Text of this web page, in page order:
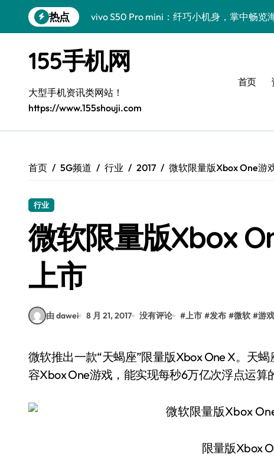
到
热点
vivo S50 Pro mini：纤巧小机身，掌中畅览
三星Galaxy S26亮点大揭秘：创新科技，重
三星Galaxy Z Fold7前瞻：手机管家揭秘折
S25 Ultra颜值炸裂！定制主题引领潮流新体
S24+震撼登场，美出新高度！
Galaxy A56 5G登场，时尚与性能双巅峰！
vivo S50新功能大揭秘！优惠全享，高效玩
155手机网
大型手机资讯类网站！
https://www.155shouji.com
首页
首页 5G频道 行业 2017 微软限量版Xbox One游
行业
微软限量版Xbox
上市
由 dawei 8 月 21, 2017 没有评论 # 上市 #发布 #微软 #游戏
微软推出一款“天蝎座”限量版Xbox One X。天蝎座原本是Xbox One X的代号，支持4K画质、兼
容Xbox One游戏，能实现每秒6万亿次浮点运算
限量版Xbox